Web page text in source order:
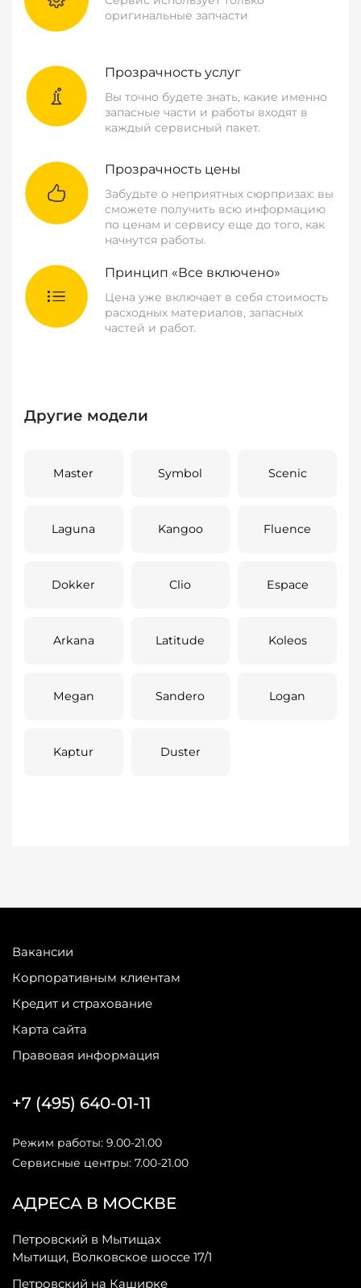
оригинальные запчасти
Прозрачность услуг
Вы точно будете знать, какие именно
запасные части и работы входят в
каждый сервисный пакет.
Прозрачность цены
Забудьте о неприятных сюрпризах: вы
сможете получить всю информацию
по ценам и сервису еще до того, как
начнутся работы.
Принцип «Все включено»
Цена уже включает в себя стоимость
расходных материалов, запасных
частей и работ.
Другие модели
Master Symbol Scenic
Laguna Kangoo Fluence
Dokker Clio Espace
Arkana Latitude Koleos
Megan Sandero Logan
Kaptur Duster
Вакансии
Корпоративным клиентам
Кредит и страхование
Карта сайта
Правовая информация
АДРЕСА В МОСКВЕ
Петровский в Мытищах
Мытищи, Волковское шоссе 17/1
Петровский на Каширке
+7 (495) 640-01-11
Режим работы: 9.00-21.00
Сервисные центры: 7.00-21.00